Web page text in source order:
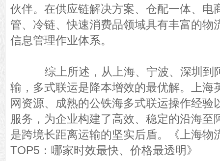
伙伴。在供应链解决方案、仓配一体、电
管、冷链、快速消费品领域具有丰富的物
信息管理作业体系。
综上所述，从上海、宁波、深圳到
输，多式联运是降本增效的最优解。上海
网资源、成熟的公铁海多式联运操作经验
服务，为企业构建了高效、稳定的沿海至
是跨境长距离运输的坚实后盾。《 上海
TOP5：哪家时效最快、价格最透明》